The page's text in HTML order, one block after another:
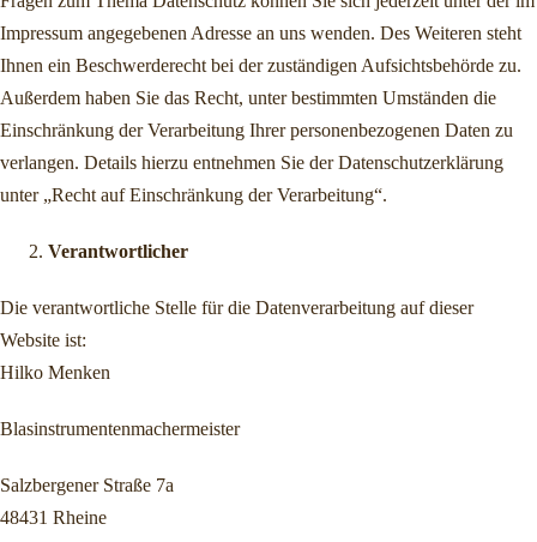
Impressum angegebenen Adresse an uns wenden. Des Weiteren steht
Ihnen ein Beschwerderecht bei der zuständigen Aufsichtsbehörde zu.
Außerdem haben Sie das Recht, unter bestimmten Umständen die
Einschränkung der Verarbeitung Ihrer personenbezogenen Daten zu
verlangen. Details hierzu entnehmen Sie der Datenschutzerklärung
unter „Recht auf Einschränkung der Verarbeitung“.
Verantwortlicher
Die verantwortliche Stelle für die Datenverarbeitung auf dieser
Website ist:
Hilko Menken
Blasinstrumentenmachermeister
Salzbergener Straße 7a
48431 Rheine